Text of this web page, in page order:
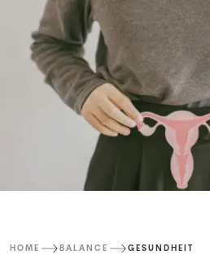
HOME BALANCE GESUNDHEIT